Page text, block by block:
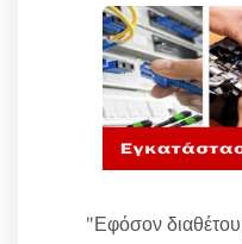
"Εφόσον